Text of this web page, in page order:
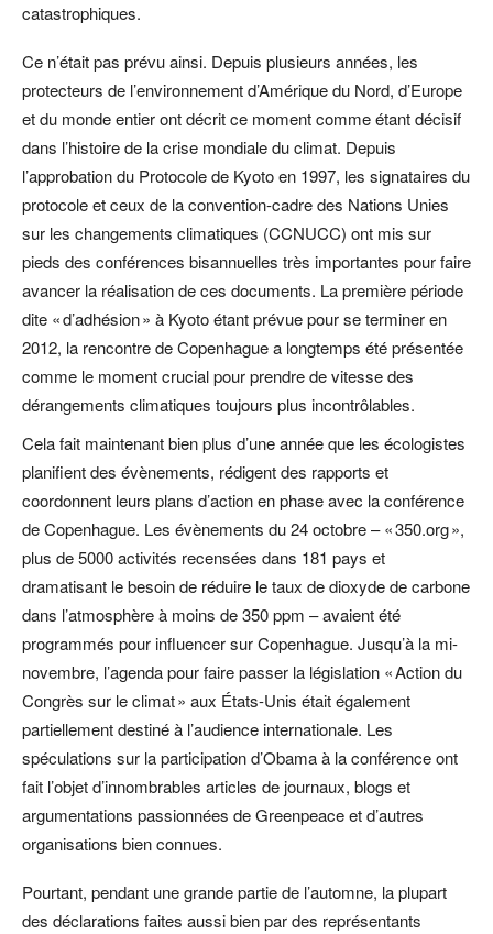
catastrophiques.
Ce n’était pas prévu ainsi. Depuis plusieurs années, les
protecteurs de l’environnement d’Amérique du Nord, d’Europe
et du monde entier ont décrit ce moment comme étant décisif
dans l’histoire de la crise mondiale du climat. Depuis
l’approbation du Protocole de Kyoto en 1997, les signataires du
protocole et ceux de la convention-cadre des Nations Unies
sur les changements climatiques (CCNUCC) ont mis sur
pieds des conférences bisannuelles très importantes pour faire
avancer la réalisation de ces documents. La première période
dite « d’adhésion » à Kyoto étant prévue pour se terminer en
2012, la rencontre de Copenhague a longtemps été présentée
comme le moment crucial pour prendre de vitesse des
dérangements climatiques toujours plus incontrôlables.
Cela fait maintenant bien plus d’une année que les écologistes
planifient des évènements, rédigent des rapports et
coordonnent leurs plans d’action en phase avec la conférence
de Copenhague. Les évènements du 24 octobre – « 350.org »,
plus de 5000 activités recensées dans 181 pays et
dramatisant le besoin de réduire le taux de dioxyde de carbone
dans l’atmosphère à moins de 350 ppm – avaient été
programmés pour influencer sur Copenhague. Jusqu’à la mi-
novembre, l’agenda pour faire passer la législation « Action du
Congrès sur le climat » aux États-Unis était également
partiellement destiné à l’audience internationale. Les
spéculations sur la participation d’Obama à la conférence ont
fait l’objet d’innombrables articles de journaux, blogs et
argumentations passionnées de Greenpeace et d’autres
organisations bien connues.
Pourtant, pendant une grande partie de l’automne, la plupart
des déclarations faites aussi bien par des représentants